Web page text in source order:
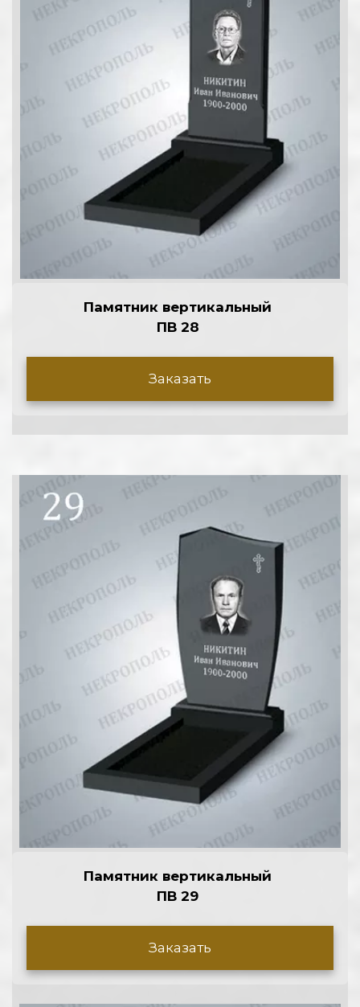
Памятник вертикальный
ПВ 28
Заказать
Памятник вертикальный
ПВ 29
Заказать